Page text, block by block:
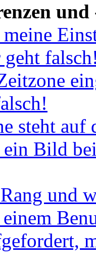
und
steht
Bild
und